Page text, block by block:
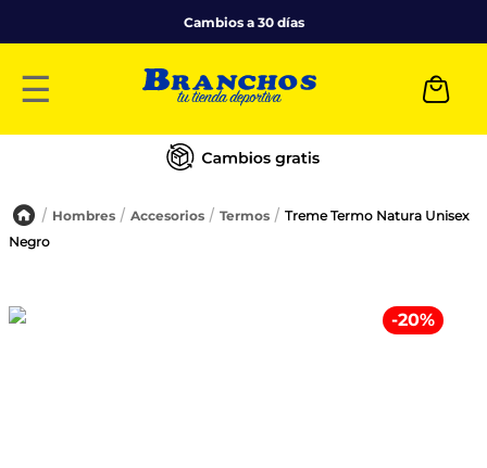
Cambios a 30 días
☰
Hombres Accesorios Termos
Treme Termo Natura Unisex
Negro
-20%